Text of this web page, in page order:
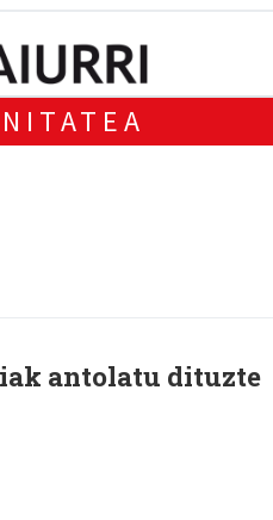
antolatu dituzte